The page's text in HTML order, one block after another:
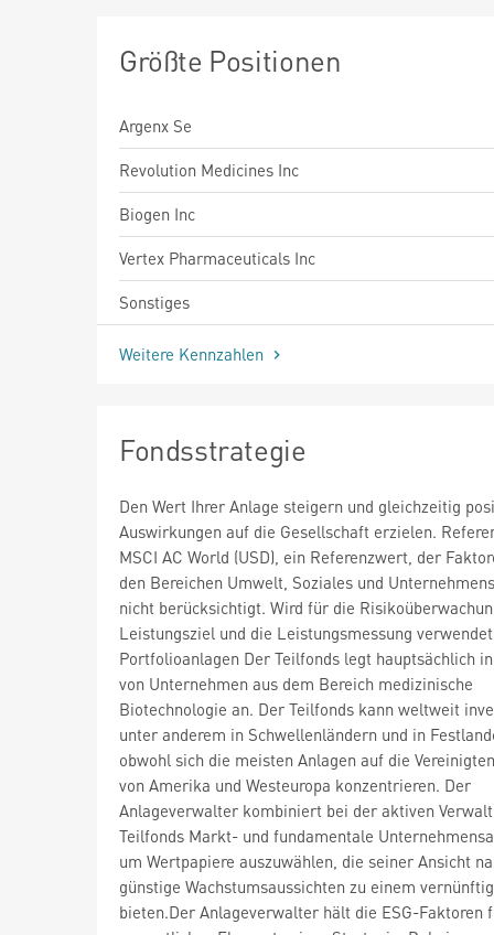
Größte Positionen
Argenx Se
Revolution Medicines Inc
Biogen Inc
Vertex Pharmaceuticals Inc
Sonstiges
Weitere Kennzahlen
Fondsstrategie
Den Wert Ihrer Anlage steigern und gleichzeitig
Auswirkungen auf die Gesellschaft erzielen.
MSCI AC World (USD), ein Referenzwert, der
den Bereichen Umwelt, Soziales und
nicht berücksichtigt. Wird für die
Leistungsziel und die Leistungsmessung
Portfolioanlagen Der Teilfonds legt hauptsächlich
von Unternehmen aus dem Bereich medizinische
Biotechnologie an. Der Teilfonds kann weltweit
unter anderem in Schwellenländern und in
obwohl sich die meisten Anlagen auf die
von Amerika und Westeuropa konzentrieren. Der
Anlageverwalter kombiniert bei der aktiven
Teilfonds Markt- und fundamentale
um Wertpapiere auszuwählen, die seiner Ansicht
günstige Wachstumsaussichten zu einem
bieten.Der Anlageverwalter hält die ESG-Faktoren